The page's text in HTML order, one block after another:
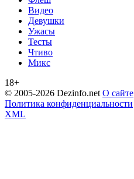
Видео
Девушки
Ужасы
Тесты
Чтиво
Микс
18+
© 2005-2026 Dezinfo.net О сайте
Политика конфиденциальности
XML